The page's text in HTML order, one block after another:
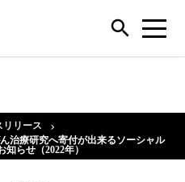
リリース
治療研究へ寄付が出来るソーシャル
らせ（2022年）